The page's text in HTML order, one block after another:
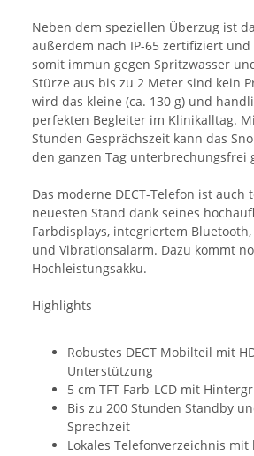
Neben dem speziellen Überzug ist
außerdem nach IP-65 zertifiziert
somit immun gegen Spritzwasser
Stürze aus bis zu 2 Meter sind kein
wird das kleine (ca. 130 g) und
perfekten Begleiter im Klinikalltag.
Stunden Gesprächszeit kann das
den ganzen Tag unterbrechungsfrei
Das moderne DECT-Telefon ist auch
neuesten Stand dank seines
Farbdisplays, integriertem
und Vibrationsalarm. Dazu kommt
Hochleistungsakku.
Highlights
Robustes DECT Mobilteil mit
Unterstützung
5 cm TFT Farb-LCD mit
Bis zu 200 Stunden Standby
Sprechzeit
Lokales Telefonverzeichnis mit